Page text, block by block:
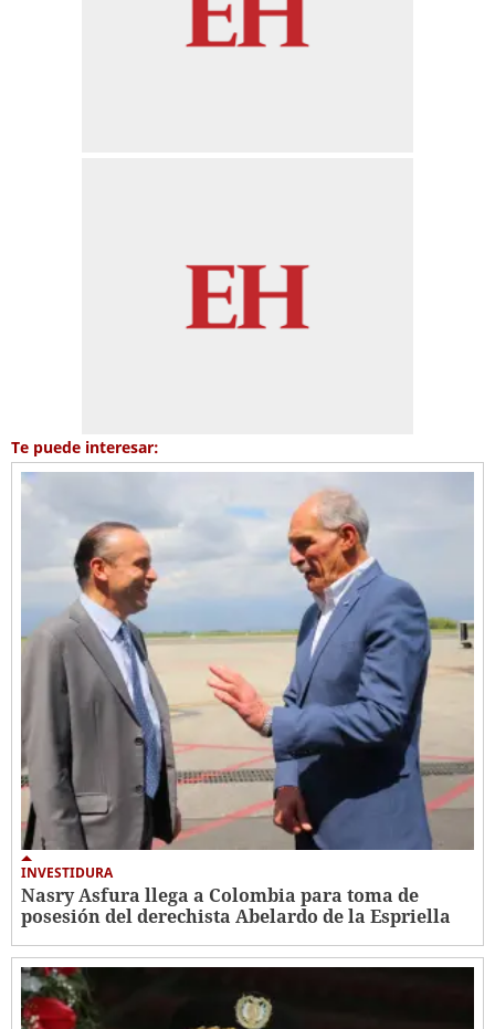
Te puede interesar:
INVESTIDURA
Nasry Asfura llega a Colombia para toma de
posesión del derechista Abelardo de la Espriella